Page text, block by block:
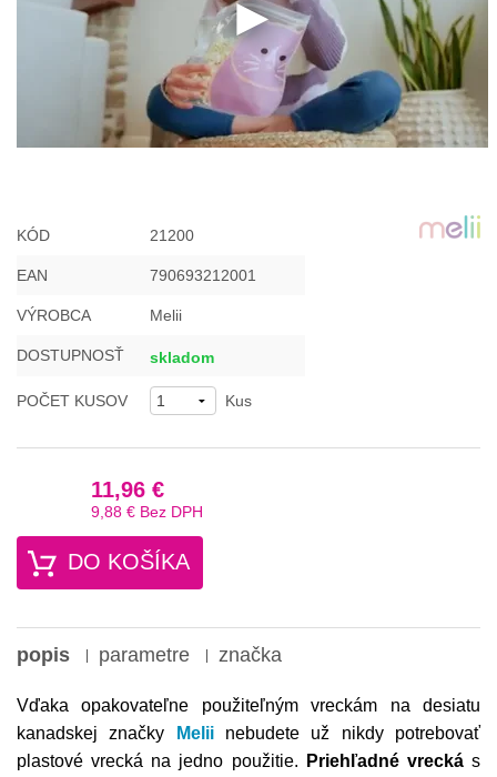
KÓD 21200
EAN 790693212001
VÝROBCA Melii
DOSTUPNOSŤ skladom
POČET KUSOV Kus
11,96 €
9,88 € Bez DPH
DO KOŠÍKA
popis parametre značka
Vďaka opakovateľne použiteľným vreckám na desiatu
kanadskej značky
Meliinebudete už nikdy potrebovať
plastové vrecká na jedno použitie.
Priehľadné vreckás